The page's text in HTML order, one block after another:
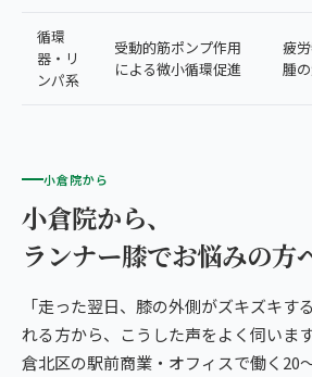
循環
器・リ
ンパ系
受動的筋ポンプ作用
による微小循環促進
疲
腫
小倉院から
小倉院から、
ランナー膝でお悩みの方
「走った翌日、膝の外側がズキズキ
れる方から、こうした声をよく伺いま
倉北区の駅前商業・オフィスで働く20